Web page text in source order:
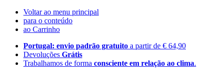
Voltar ao menu principal
para o conteúdo
ao Carrinho
Portugal: envio padrão gratuito a partir de € 64,90
Devoluções Grátis
Trabalhamos de forma consciente em relação ao clima.